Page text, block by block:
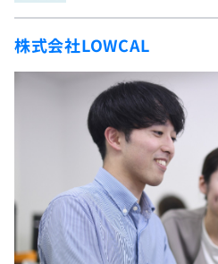
新卒エージェント
イベント・セミナー
インタビュー
就活成功ガイド
4択課題
リファレンス
個人向けプラン
再チャレンジ結果一覧
Tech Team Journal
paizaとは？
株式会社LOWCAL